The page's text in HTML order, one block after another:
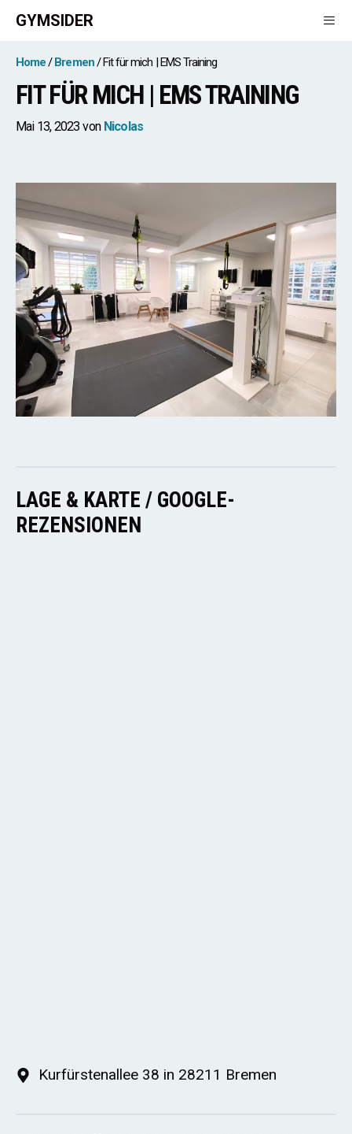
Zum
Inhalt
springen
GYMSIDER
Home Bremen Fit für mich | EMS Training
FIT FÜR MICH | EMS TRAINING
Mai 13, 2023 von Nicolas
LAGE & KARTE / GOOGLE-
REZENSIONEN
Kurfürstenallee 38 in 28211 Bremen